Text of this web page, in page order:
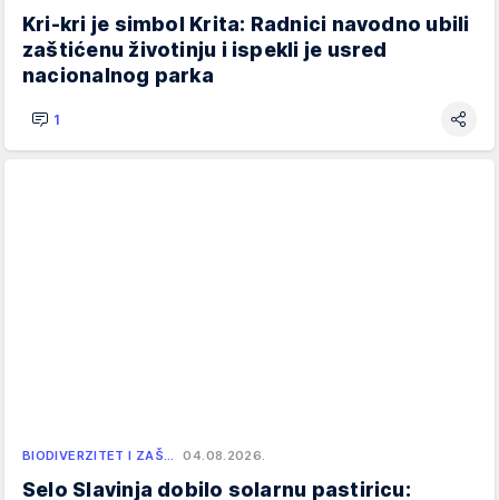
Kri-kri je simbol Krita: Radnici navodno ubili
zaštićenu životinju i ispekli je usred
nacionalnog parka
1
BIODIVERZITET I ZAŠ… 04.08.2026.
Selo Slavinja dobilo solarnu pastiricu: